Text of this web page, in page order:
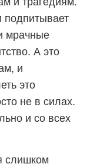
подпитывает
мрачные
А это
и
это
не в силах.
и со всех
слишком